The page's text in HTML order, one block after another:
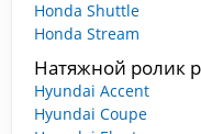
Honda Shuttle
Honda Stream
Натяжной ролик
Hyundai Accent
Hyundai Coupe